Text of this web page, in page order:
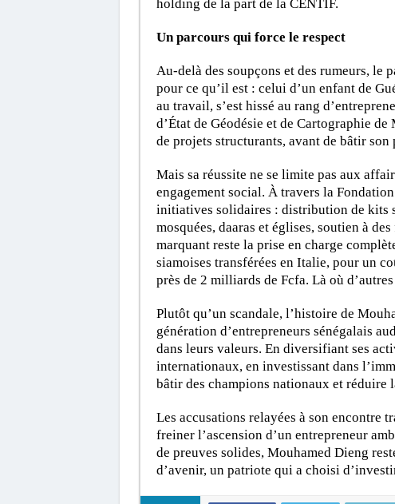
holding de la part de la CENTIF.
Un parcours qui force le respect
Au-delà des soupçons et des rumeurs, le
pour ce qu’il est : celui d’un enfant de
au travail, s’est hissé au rang
d’État de Géodésie et de Cartographie
de projets structurants, avant de bâtir
Mais sa réussite ne se limite pas aux
engagement social. À travers la
initiatives solidaires : distribution de kits
mosquées, daaras et églises, soutien à
marquant reste la prise en charge
siamoises transférées en Italie, pour un
près de 2 milliards de Fcfa. Là où
Plutôt qu’un scandale, l’histoire de
génération d’entrepreneurs sénégalais
dans leurs valeurs. En diversifiant ses
internationaux, en investissant dans
bâtir des champions nationaux et réduire
Les accusations relayées à son encontre
freiner l’ascension d’un entrepreneur
de preuves solides, Mouhamed Dieng
d’avenir, un patriote qui a choisi